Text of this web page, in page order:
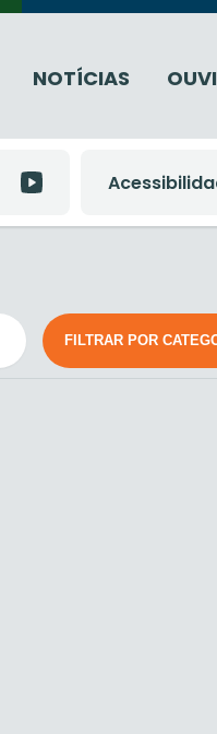
NOTÍCIAS
FILTRAR POR